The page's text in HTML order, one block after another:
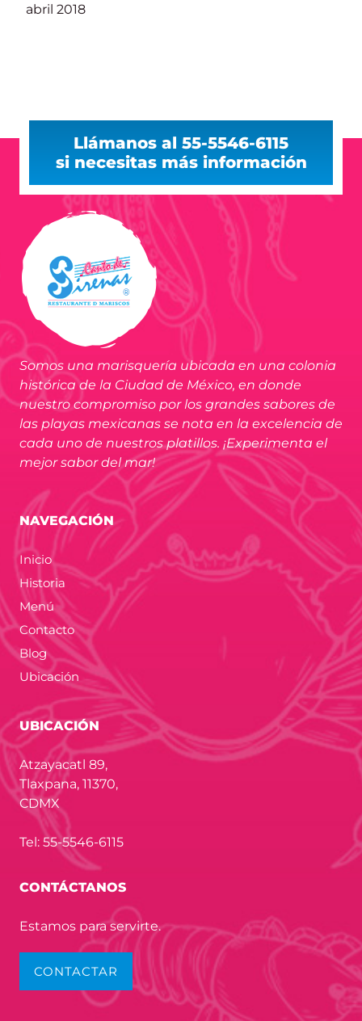
abril 2018
Llámanos al 55-5546-6115
si necesitas más información
Somos una marisquería ubicada en una colonia
histórica de la Ciudad de México, en donde
nuestro compromiso por los grandes sabores de
las playas mexicanas se nota en la excelencia de
cada uno de nuestros platillos. ¡Experimenta el
mejor sabor del mar!
NAVEGACIÓN
Inicio
Historia
Menú
Contacto
Blog
Ubicación
UBICACIÓN
Atzayacatl 89,
Tlaxpana, 11370,
CDMX
Tel: 55-5546-6115
CONTÁCTANOS
Estamos para servirte.
CONTACTAR